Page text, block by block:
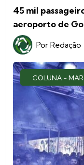
45 mil
aeroporto de
Por Redação
COLUNA -